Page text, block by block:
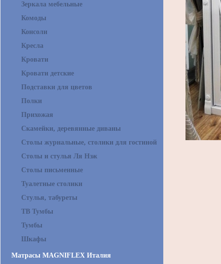
Зеркала мебельные
Комоды
Консоли
Кресла
Кровати
Кровати детские
Подставки для цветов
Полки
Прихожая
Скамейки, деревянные диваны
Столы журнальные, столики для гостиной
Столы и стулья Ля Нэж
Столы письменные
Туалетные столики
Стулья, табуреты
ТВ Тумбы
Тумбы
Шкафы
Матрасы MAGNIFLEX Италия